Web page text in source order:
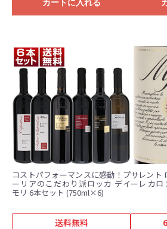
カートに入れる
コストパフォーマンスに感動！プ
ーリアのこだわり派ロッカ デイ
モリ 6本セット (750ml×6)
送料無料
サレント